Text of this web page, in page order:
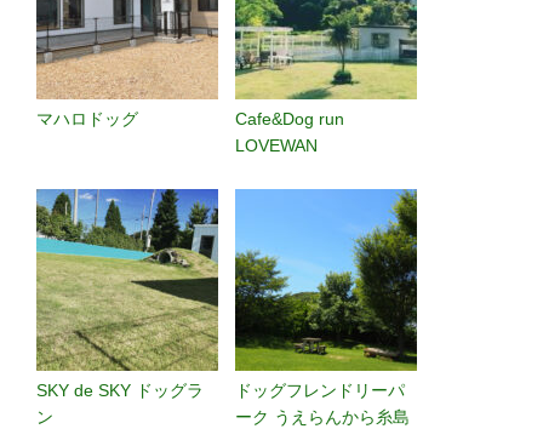
マハロドッグ
Cafe&Dog run
LOVEWAN
SKY de SKY ドッグラ
ン
ドッグフレンドリーパ
ーク うえらんから糸島